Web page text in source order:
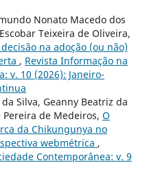
Nonato Macedo dos
Teixeira de Oliveira,
na adoção (ou não)
, Revista Informação na
v. 10 (2026): Janeiro-
Silva, Geanny Beatriz da
de Medeiros, O
da Chikungunya no
webmétrica ,
Contemporânea: v. 9